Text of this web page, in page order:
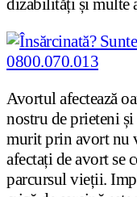
Avortul afectează
nostru de prieteni
murit prin avort nu
afectați de avort se
parcursul vieții.